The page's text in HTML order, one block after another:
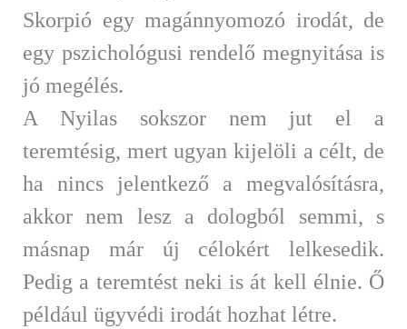
Skorpió egy magánnyomozó irodát, de
egy pszichológusi rendelő megnyitása is
jó megélés.
A Nyilas sokszor nem jut el a
teremtésig, mert ugyan kijelöli a célt, de
ha nincs jelentkező a megvalósításra,
akkor nem lesz a dologból semmi, s
másnap már új célokért lelkesedik.
Pedig a teremtést neki is át kell élnie. Ő
például ügyvédi irodát hozhat létre.